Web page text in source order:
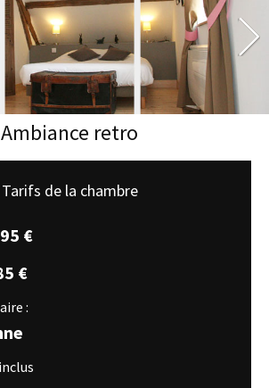
Ambiance retro
Tarifs de la chambre
95 €
€
:
LES GÎTES
SALLE DE RÉCEPTION
TABLE D’HÔTES